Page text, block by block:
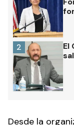
El
2
Desde la